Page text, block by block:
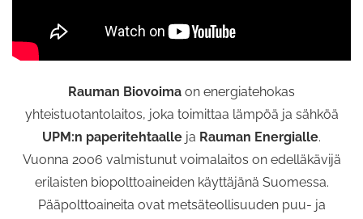
Rauman Biovoima on energiatehokas
yhteistuotantolaitos, joka toimittaa lämpöä ja sähköä
UPM:n paperitehtaalle ja Rauman Energialle.
Vuonna 2006 valmistunut voimalaitos on edelläkävijä
erilaisten biopolttoaineiden käyttäjänä Suomessa.
Pääpolttoaineita ovat metsäteollisuuden puu- ja